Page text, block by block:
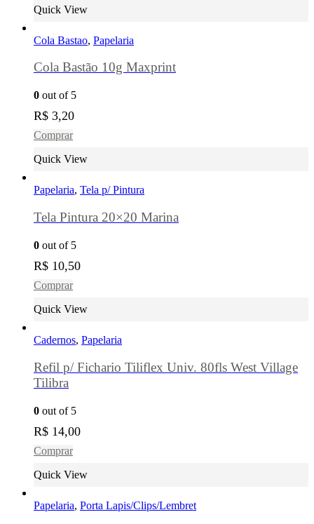
Quick View
Cola Bastao, Papelaria
Cola Bastão 10g Maxprint
0 out of 5
R$ 3,20
Comprar
Quick View
Papelaria, Tela p/ Pintura
Tela Pintura 20×20 Marina
0 out of 5
R$ 10,50
Comprar
Quick View
Cadernos, Papelaria
Refil p/ Fichario Tiliflex Univ. 80fls West Village
Tilibra
0 out of 5
R$ 14,00
Comprar
Quick View
Papelaria, Porta Lapis/Clips/Lembret